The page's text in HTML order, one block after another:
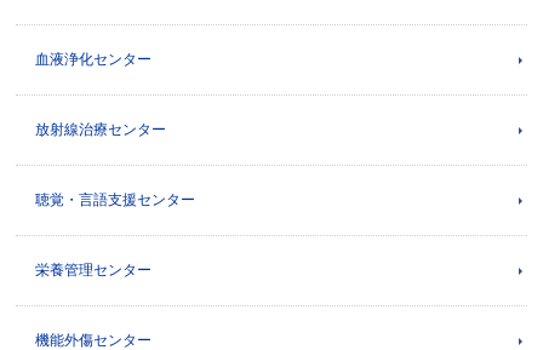
血液浄化センター
放射線治療センター
聴覚・言語支援センター
栄養管理センター
機能外傷センター